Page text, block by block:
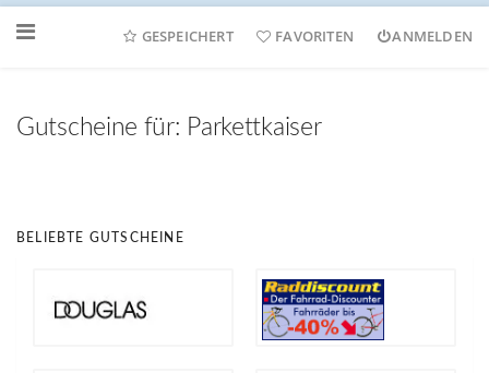
Online-
GESPEICHERT FAVORITEN ANMELDEN
Gutscheine für: Parkettkaiser
BELIEBTE GUTSCHEINE